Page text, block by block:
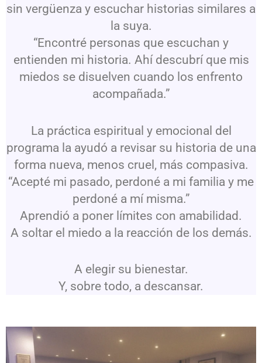
sin vergüenza y escuchar historias similares a
la suya.
“Encontré personas que escuchan y
entienden mi historia. Ahí descubrí que mis
miedos se disuelven cuando los enfrento
acompañada.”
La práctica espiritual y emocional del
programa la ayudó a revisar su historia de una
forma nueva, menos cruel, más compasiva.
“Acepté mi pasado, perdoné a mi familia y me
perdoné a mí misma.”
Aprendió a poner límites con amabilidad.
A soltar el miedo a la reacción de los demás.
A elegir su bienestar.
Y, sobre todo, a descansar.